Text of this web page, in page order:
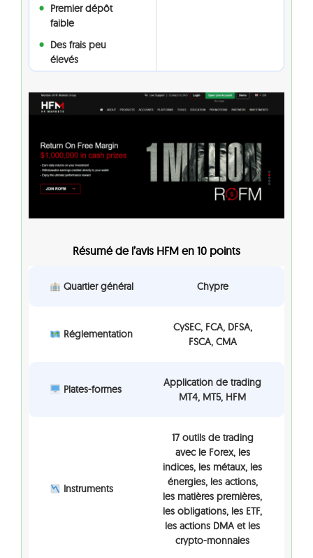
Premier dépôt
faible
Des frais peu
élevés
Résumé de l’avis HFM en 10 points
Quartier général Chypre
Réglementation
CySEC, FCA, DFSA,
FSCA, CMA
Plates-formes
Application de trading
MT4, MT5, HFM
Instruments
17 outils de trading
avec le Forex, les
indices, les métaux, les
énergies, les actions,
les matières premières,
les obligations, les ETF,
les actions DMA et les
crypto-monnaies